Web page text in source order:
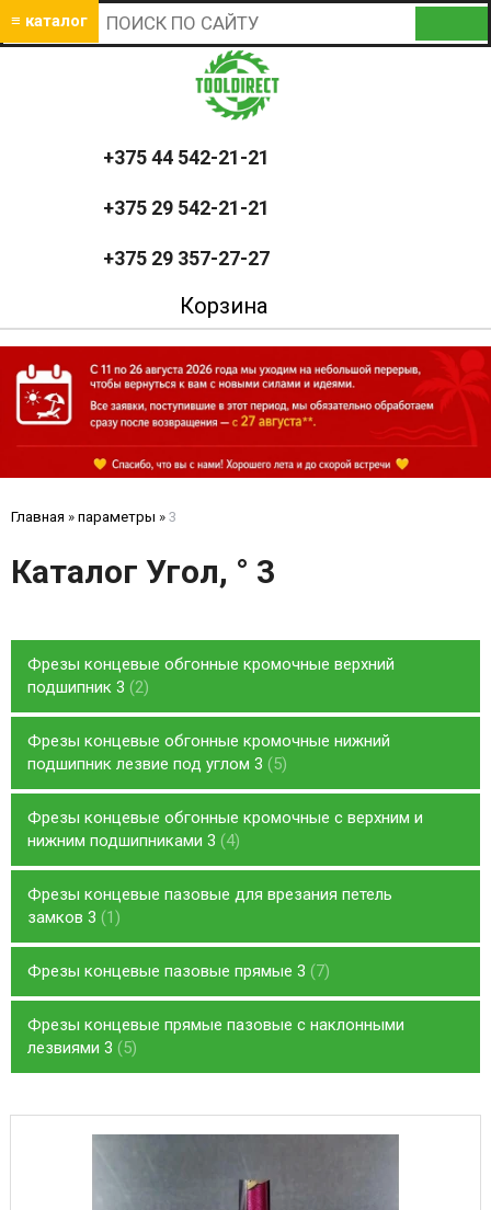
≡ каталог
+375 44 542-21-21
+375 29 542-21-21
+375 29 357-27-27
Корзина
Главная » параметры » 3
Каталог Угол, ° 3
Фрезы концевые обгонные кромочные верхний
подшипник 3 2
Фрезы концевые обгонные кромочные нижний
подшипник лезвие под углом 3
5
Фрезы концевые обгонные кромочные с верхним и
нижним подшипниками 3
4
Фрезы концевые пазовые для врезания петель
замков 3
1
Фрезы концевые пазовые прямые 3 7
Фрезы концевые прямые пазовые с наклонными
лезвиями 3
5